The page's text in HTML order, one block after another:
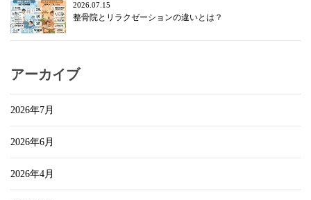
2026.07.15
整骨院とリラクゼーションの違いとは？
アーカイブ
2026年7月
2026年6月
2026年4月